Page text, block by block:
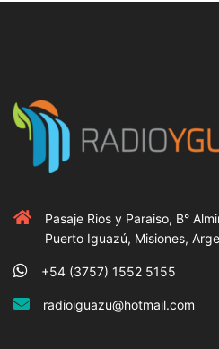
Pasaje Rios y Paraiso, B°
Puerto Iguazú, Misiones,
+54 (3757) 1552 5155
radioiguazu@hotmail.com